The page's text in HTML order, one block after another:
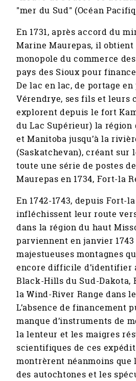
"mer du Sud" (Océan
En 1731, après accord du
Marine Maurepas, il obtient
monopole du commerce
pays des Sioux pour
De lac en lac, de portage en
Vérendrye, ses fils et leurs
explorent depuis le fort
du Lac Supérieur) la région
et Manitoba jusqu’à la
(Saskatchevan), créant sur
toute une série de postes
Maurepas en 1734, Fort-la
En 1742-1743, depuis Fort-
infléchissent leur route
dans la région du haut
parviennent en janvier
majestueuses montagnes
encore difficile d’identifier
Black-Hills du Sud-Dakota,
la Wind-River Range dans
L’absence de financement
manque d’instruments de
la lenteur et les maigres
scientifiques de ces
montrèrent néanmoins que
des autochtones et les